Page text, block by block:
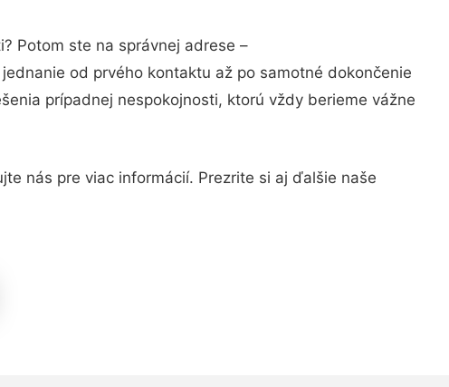
Potom ste na správnej adrese –
od prvého kontaktu až po samotné dokončenie
prípadnej nespokojnosti, ktorú vždy berieme vážne
nás pre viac informácií. Prezrite si aj ďalšie naše